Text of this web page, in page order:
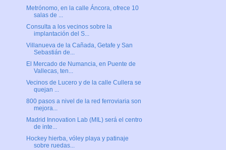
Metrónomo, en la calle Áncora, ofrece 10
salas de ...
Consulta a los vecinos sobre la
implantación del S...
Villanueva de la Cañada, Getafe y San
Sebastián de...
El Mercado de Numancia, en Puente de
Vallecas, ten...
Vecinos de Lucero y de la calle Cullera se
quejan ...
800 pasos a nivel de la red ferroviaria son
mejora...
Madrid Innovation Lab (MIL) será el centro
de inte...
Hockey hierba, vóley playa y patinaje
sobre ruedas...